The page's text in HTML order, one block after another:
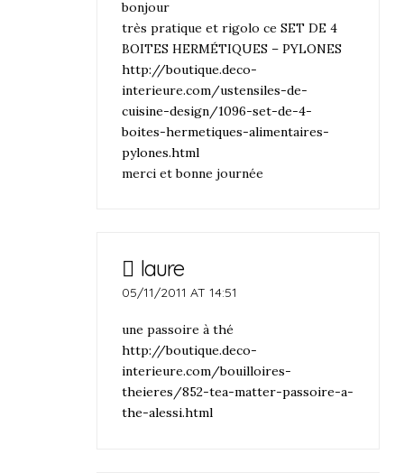
bonjour
très pratique et rigolo ce SET DE 4
BOITES HERMÉTIQUES – PYLONES
http://boutique.deco-
interieure.com/ustensiles-de-
cuisine-design/1096-set-de-4-
boites-hermetiques-alimentaires-
pylones.html
merci et bonne journée
laure
05/11/2011 AT 14:51
une passoire à thé
http://boutique.deco-
interieure.com/bouilloires-
theieres/852-tea-matter-passoire-a-
the-alessi.html